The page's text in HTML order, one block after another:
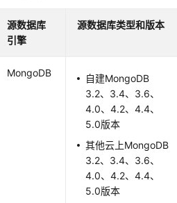
源数据库
引擎
源数据库类型和版本
MongoDB
自建MongoDB
3.2、3.4、3.6、
4.0、4.2、4.4、
5.0版本
其他云上MongoDB
3.2、3.4、3.6、
4.0、4.2、4.4、
5.0版本